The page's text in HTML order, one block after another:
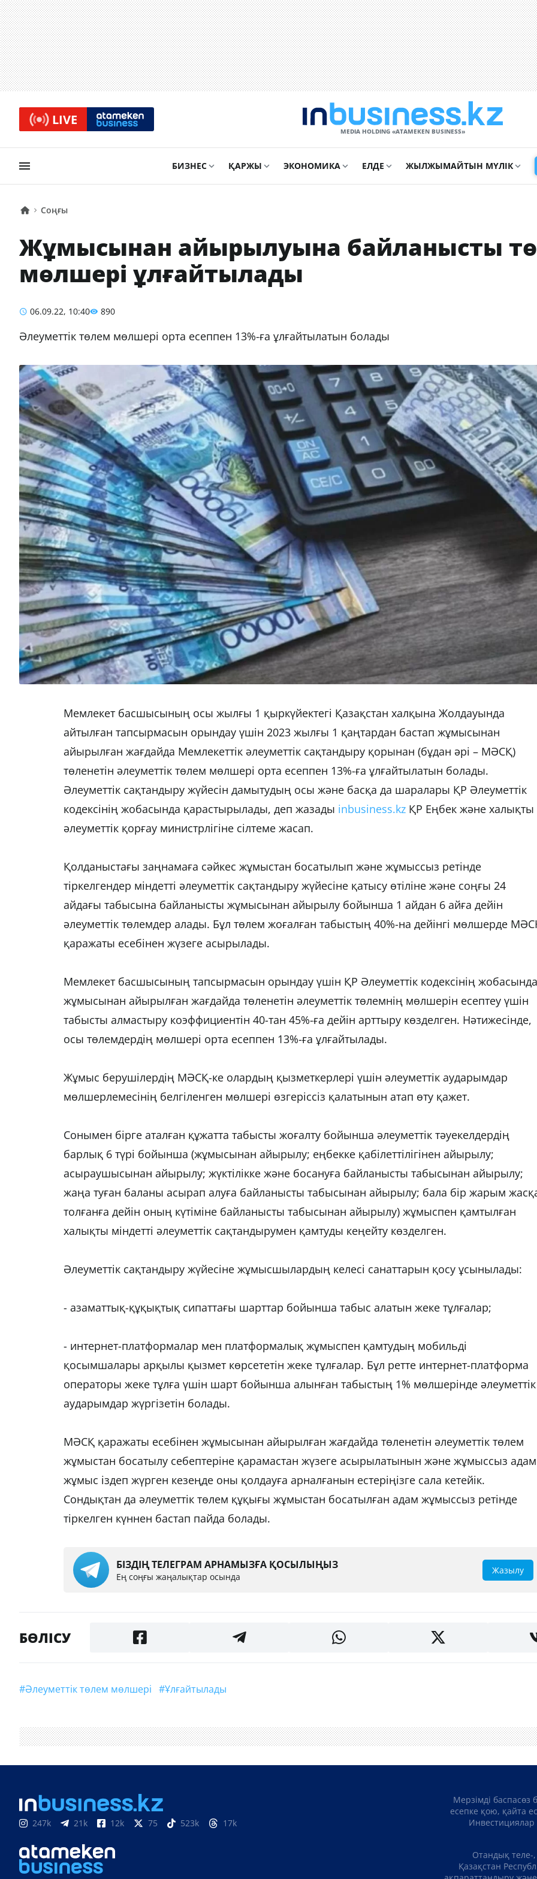
LIVE
MEDIA HOLDING «ATAMEKЕN BUSINESS»
БИЗНЕС ҚАРЖЫ ЭКОНОМИКА ЕЛДЕ ЖЫЛЖЫМАЙТЫН МҮЛІК
Соңғы
Жұмысынан айырылуына байланысты
мөлшері ұлғайтылады
06.09.22, 10:40 890
Әлеуметтік төлем мөлшері орта есеппен 13%-ға ұлғайтылатын болады
Мемлекет басшысының осы жылғы 1 қыркүйектегі Қазақстан халқына Жолдауында
айтылған тапсырмасын орындау үшін 2023 жылғы 1 қаңтардан бастап жұмысынан
айырылған жағдайда Мемлекеттік әлеуметтік сақтандыру қорынан (бұдан әрі – МӘСҚ)
төленетін әлеуметтік төлем мөлшері орта есеппен 13%-ға ұлғайтылатын болады.
Әлеуметтік сақтандыру жүйесін дамытудың осы және басқа да шаралары ҚР Әлеуметтік
кодексінің жобасында қарастырылады, деп жазады inbusiness.kz ҚР Еңбек және халықты
әлеуметтік қорғау министрлігіне сілтеме жасап.
Қолданыстағы заңнамаға сәйкес жұмыстан босатылып және жұмыссыз ретінде
тіркелгендер міндетті әлеуметтік сақтандыру жүйесіне қатысу өтіліне және соңғы 24
айдағы табысына байланысты жұмысынан айырылу бойынша 1 айдан 6 айға дейін
әлеуметтік төлемдер алады. Бұл төлем жоғалған табыстың 40%-на дейінгі мөлшерде
қаражаты есебінен жүзеге асырылады.
Мемлекет басшысының тапсырмасын орындау үшін ҚР Әлеуметтік кодексінің жобасында
жұмысынан айырылған жағдайда төленетін әлеуметтік төлемнің мөлшерін есептеу үшін
табысты алмастыру коэффициентін 40-тан 45%-ға дейін арттыру көзделген. Нәтижесінде,
осы төлемдердің мөлшері орта есеппен 13%-ға ұлғайтылады.
Жұмыс берушілердің МӘСҚ-ке олардың қызметкерлері үшін әлеуметтік аударымдар
мөлшерлемесінің белгіленген мөлшері өзгеріссіз қалатынын атап өту қажет.
Сонымен бірге аталған құжатта табысты жоғалту бойынша әлеуметтік тәуекелдердің
барлық 6 түрі бойынша (жұмысынан айырылу; еңбекке қабілеттілігінен айырылу;
асыраушысынан айырылу; жүктілікке және босануға байланысты табысынан айырылу;
жаңа туған баланы асырап алуға байланысты табысынан айырылу; бала бір жарым
толғанға дейін оның күтіміне байланысты табысынан айырылу) жұмыспен қамтылған
халықты міндетті әлеуметтік сақтандырумен қамтуды кеңейту көзделген.
Әлеуметтік сақтандыру жүйесіне жұмысшылардың келесі санаттарын қосу ұсынылады:
- азаматтық-құқықтық сипаттағы шарттар бойынша табыс алатын жеке тұлғалар;
- интернет-платформалар мен платформалық жұмыспен қамтудың мобильді
қосымшалары арқылы қызмет көрсететін жеке тұлғалар. Бұл ретте интернет-платформа
операторы жеке тұлға үшін шарт бойынша алынған табыстың 1% мөлшерінде әлеуметтік
аударымдар жүргізетін болады.
МӘСҚ қаражаты есебінен жұмысынан айырылған жағдайда төленетін әлеуметтік төлем
жұмыстан босатылу себептеріне қарамастан жүзеге асырылатынын және жұмыссыз адам
жұмыс іздеп жүрген кезеңде оны қолдауға арналғанын естеріңізге сала кетейік.
Сондықтан да әлеуметтік төлем құқығы жұмыстан босатылған адам жұмыссыз ретінде
тіркелген күннен бастап пайда болады.
БІЗДІҢ ТЕЛЕГРАМ АРНАМЫЗҒА ҚОСЫЛЫҢЫЗ
Ең соңғы жаңалықтар осында
Жазылу
БӨЛІСУ
#Әлеуметтік төлем мөлшері #ұлғайтылады
247k 21k 12k 75 523k 17k
Мерзімді баспасөз
есепке қою, қайта
Инвестициялар
Отандық теле-
Қазақстан